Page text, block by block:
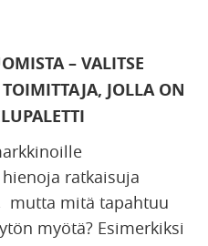
– VALITSE
TOIMITTAJA, JOLLA ON
ratkaisuja
mutta mitä tapahtuu
myötä? Esimerkiksi